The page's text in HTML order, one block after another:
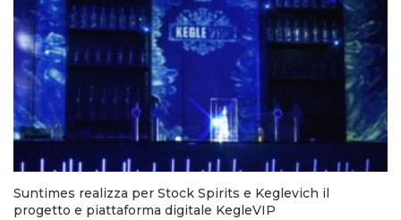
Suntimes realizza per Stock Spirits e Keglevich il
progetto e piattaforma digitale KegleVIP